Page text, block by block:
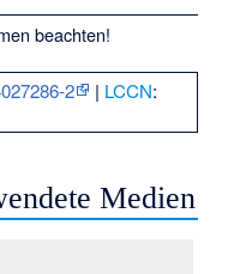
beachten!
2 | LCCN:
Medien